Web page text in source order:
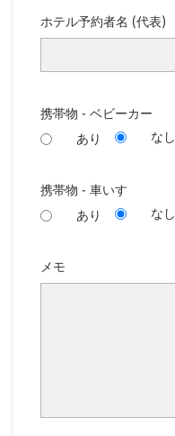
ホテル予約者名 (代表)
携帯物 - ベビーカー
あり
なし
携帯物 - 車いす
あり
なし
メモ